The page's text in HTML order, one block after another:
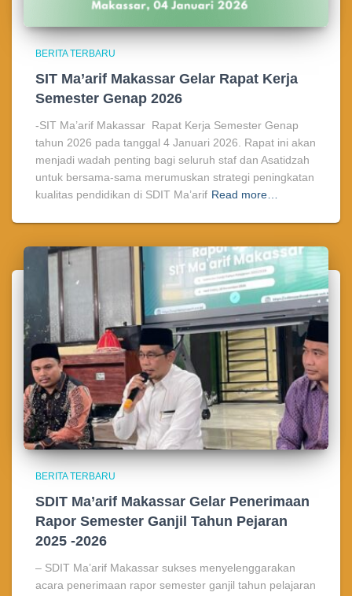
BERITA TERBARU
SIT Ma’arif Makassar Gelar Rapat Kerja
Semester Genap 2026
-SIT Ma’arif Makassar Rapat Kerja Semester Genap
tahun 2026 pada tanggal 4 Januari 2026. Rapat ini akan
menjadi wadah penting bagi seluruh staf dan Asatidzah
untuk bersama-sama merumuskan strategi peningkatan
kualitas pendidikan di SDIT Ma’arif Read more…
BERITA TERBARU
SDIT Ma’arif Makassar Gelar Penerimaan
Rapor Semester Ganjil Tahun Pejaran
2025 -2026
– SDIT Ma’arif Makassar sukses menyelenggarakan
acara penerimaan rapor semester ganjil tahun pelajaran